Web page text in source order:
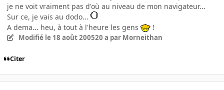
je ne voit vraiment pas d'où au niveau de mon navigateur...
Sur ce, je vais au dodo...
A dema... heu, à tout à l'heure les gens
!
Modifié le 18 août 200520 a par Morneithan
Citer